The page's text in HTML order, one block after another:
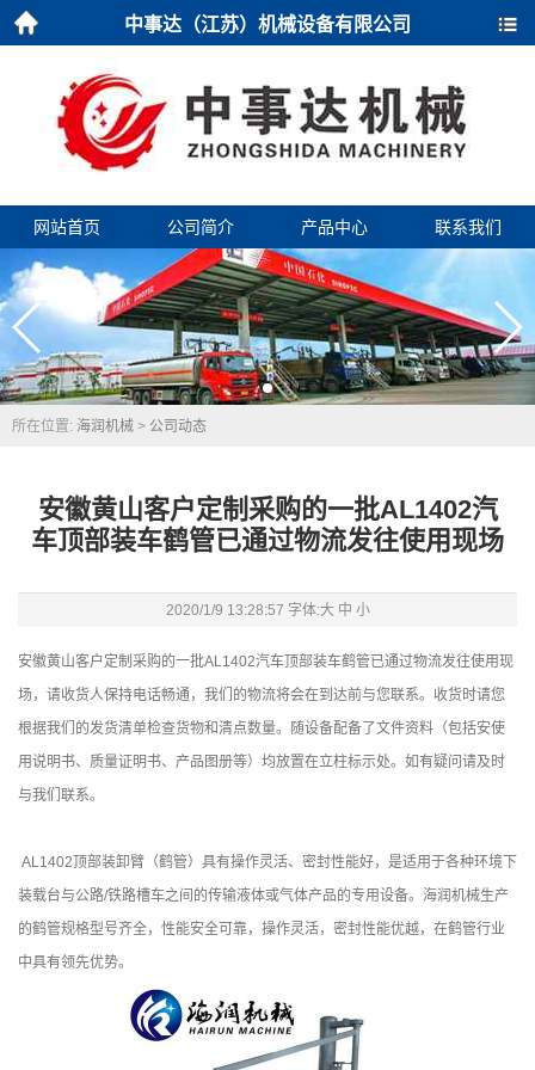
中事达（江苏）机械设备有限公司
网站首页 公司简介 产品中心 联系我们
所在位置: 海润机械 > 公司动态
安徽黄山客户定制采购的一批AL1402汽
车顶部装车鹤管已通过物流发往使用现场
2020/1/9 13:28:57 字体:大 中 小
安徽黄山客户定制采购的一批AL1402汽车顶部装车鹤管已通过物流发往使用现
场，请收货人保持电话畅通，我们的物流将会在到达前与您联系。收货时请您
根据我们的发货清单检查货物和清点数量。随设备配备了文件资料（包括安使
用说明书、质量证明书、产品图册等）均放置在立柱标示处。如有疑问请及时
与我们联系。
AL1402顶部装卸臂（鹤管）具有操作灵活、密封性能好，是适用于各种环境下
装载台与公路/铁路槽车之间的传输液体或气体产品的专用设备。海润机械生产
的鹤管规格型号齐全，性能安全可靠，操作灵活，密封性能优越，在鹤管行业
中具有领先优势。